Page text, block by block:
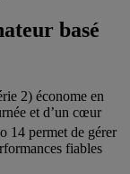
basé
2) économe en
et d’un cœur
permet de gérer
fiables